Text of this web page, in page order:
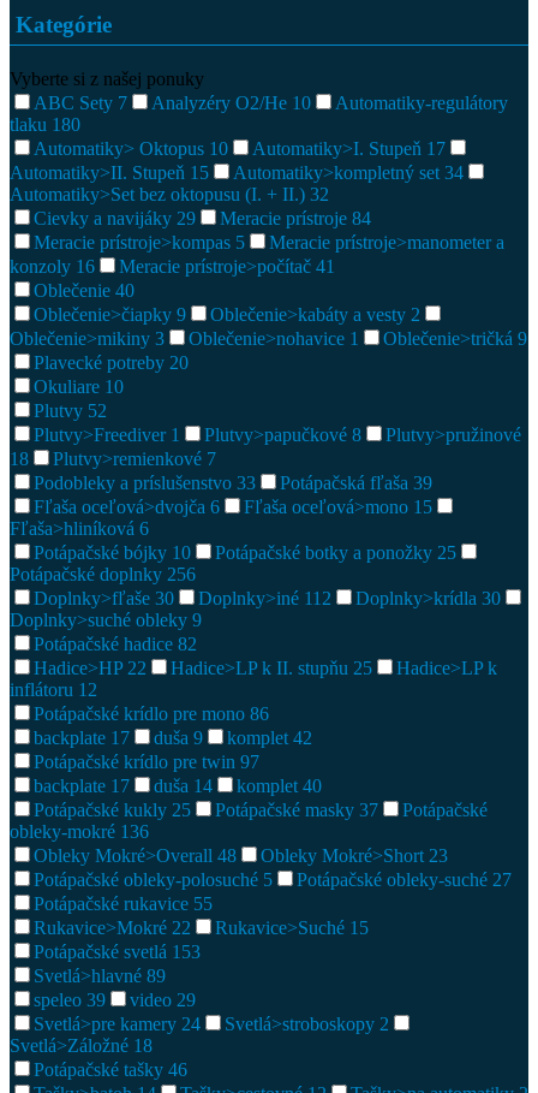
Kategórie
Vyberte si z našej ponuky
ABC Sety 7 Analyzéry O2/He 10
Automatiky-regulátory
tlaku 180
Automatiky> Oktopus 10 Automatiky>I. Stupeň 17
Automatiky>II. Stupeň 15 Automatiky>kompletný set 34
Automatiky>Set bez oktopusu (I. + II.) 32
Cievky a navijáky 29 Meracie prístroje 84
Meracie prístroje>kompas 5
Meracie prístroje>manometer a
konzoly 16 Meracie prístroje>počítač 41
Oblečenie 40
Oblečenie>čiapky 9 Oblečenie>kabáty a vesty 2
Oblečenie>mikiny 3 Oblečenie>nohavice 1 Oblečenie>tričká 9
Plavecké potreby 20
Okuliare 10
Plutvy 52
Plutvy>Freediver 1 Plutvy>papučkové 8
Plutvy>pružinové
18
Plutvy>remienkové 7
Podobleky a príslušenstvo 33 Potápačská fľaša 39
Fľaša oceľová>dvojča 6 Fľaša oceľová>mono 15
Fľaša>hliníková 6
Potápačské bójky 10 Potápačské botky a ponožky 25
Potápačské doplnky 256
Doplnky>fľaše 30 Doplnky>iné 112 Doplnky>krídla 30
Doplnky>suché obleky 9
Potápačské hadice 82
Hadice>HP 22 Hadice>LP k II. stupňu 25
Hadice>LP k
inflátoru 12
Potápačské krídlo pre mono 86
backplate 17 duša 9 komplet 42
Potápačské krídlo pre twin 97
backplate 17 duša 14 komplet 40
Potápačské kukly 25 Potápačské masky 37
Potápačské
obleky-mokré 136
Obleky Mokré>Overall 48 Obleky Mokré>Short 23
Potápačské obleky-polosuché 5 Potápačské obleky-suché 27
Potápačské rukavice 55
Rukavice>Mokré 22 Rukavice>Suché 15
Potápačské svetlá 153
Svetlá>hlavné 89
speleo 39 video 29
Svetlá>pre kamery 24 Svetlá>stroboskopy 2
Svetlá>Záložné 18
Potápačské tašky 46